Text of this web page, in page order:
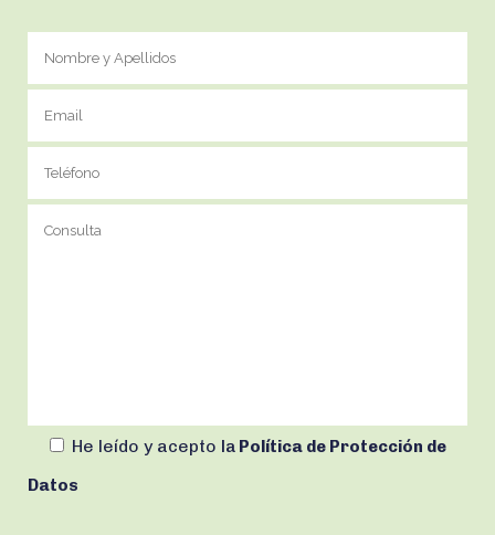
He leído y acepto la Política de Protección de
Datos